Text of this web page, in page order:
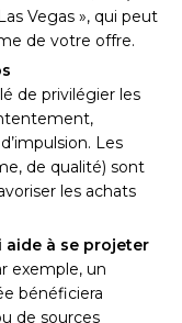
Vegas », qui peut
de votre offre.
de privilégier les
Les
de qualité) sont
les achats
aide à se projeter
exemple, un
bénéficiera
de sources